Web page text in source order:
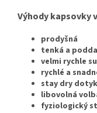
Výhody kapsovky
prodyšná
tenká a
velmi rychle
rychlé a
stay dry
libovolná
fyziologický